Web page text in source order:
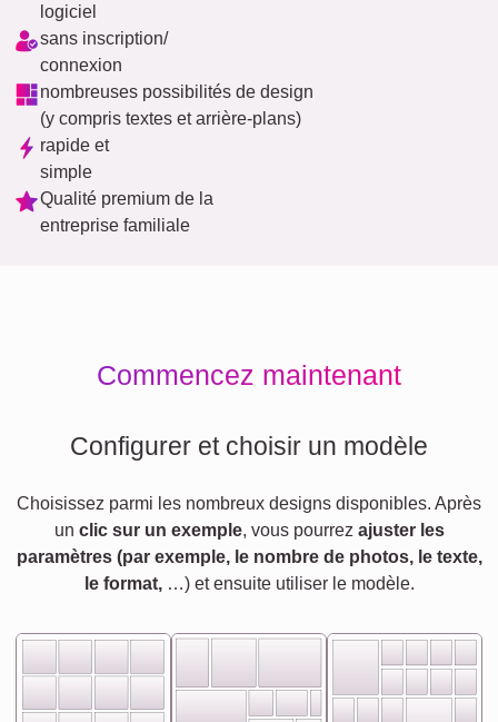
logiciel
sans inscription/
connexion
nombreuses possibilités de design
(y compris textes et arrière-plans)
rapide et
simple
Qualité premium de la
entreprise familiale
Commencez maintenant
Configurer et choisir un modèle
Choisissez parmi les nombreux designs disponibles. Après
un clic sur un exemple, vous pourrez ajuster les
paramètres (par exemple, le nombre de photos, le texte,
le format,…) et ensuite utiliser le modèle.